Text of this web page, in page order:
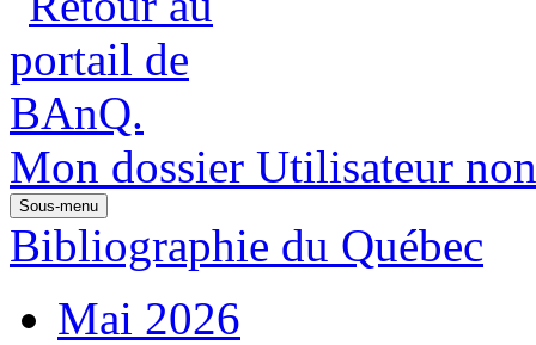
Mon dossier Utilisateur
Sous-menu
Bibliographie du Québec
Mai 2026